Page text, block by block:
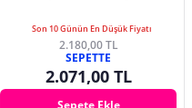
Son 10 Günün En Düşük Fiyatı
2.180,00 TL
SEPETTE
2.071,00 TL
Sepete Ekle